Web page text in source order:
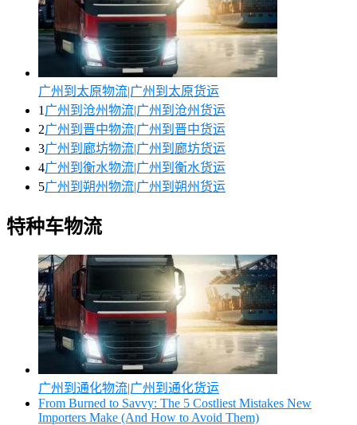
广州到太原物流|广州到太原货运
1 广州到沧州物流|广州到沧州货运
2广州到晋中物流|广州到晋中货运
3广州到廊坊物流|广州到廊坊货运
4广州到衡水物流|广州到衡水货运
5广州到朔州物流|广州到朔州货运
特种车物流
广州到通化物流|广州到通化货运
From Burned to Savvy: The 5 Costliest Mistakes New
Importers Make (And How to Avoid Them)